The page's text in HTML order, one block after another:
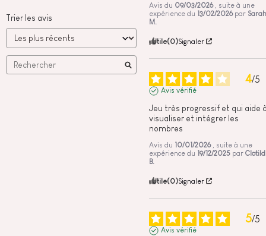
Trier les avis
Avis du 09/03/2026
, suite à une
expérience du 13/02/2026 par Sarah
M.
Utile(0)Signaler
4/5
Avis vérifié
Jeu très progressif et qui aide
visualiser et intégrer les
nombres
Avis du 10/01/2026
, suite à une
expérience du 19/12/2025 par
B.
Utile(0)Signaler
5/5
Avis vérifié